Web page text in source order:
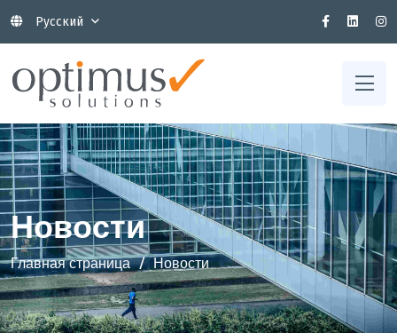
Русский
Новости
Главная страница Новости